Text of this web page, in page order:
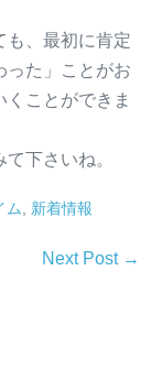
も、最初に肯定
った」ことがお
ことができま
下さいね。
ム, 新着情報
Next Post →